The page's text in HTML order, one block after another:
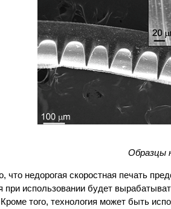
Образцы
что недорогая скоростная печать
при использовании будет
того, технология может быть